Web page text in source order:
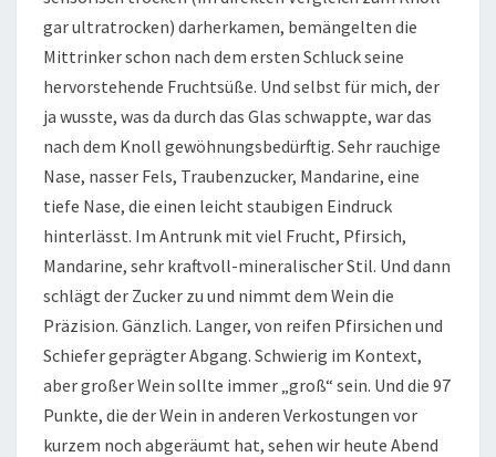
gar ultratrocken) darherkamen, bemängelten die
Mittrinker schon nach dem ersten Schluck seine
hervorstehende Fruchtsüße. Und selbst für mich, der
ja wusste, was da durch das Glas schwappte, war das
nach dem Knoll gewöhnungsbedürftig. Sehr rauchige
Nase, nasser Fels, Traubenzucker, Mandarine, eine
tiefe Nase, die einen leicht staubigen Eindruck
hinterlässt. Im Antrunk mit viel Frucht, Pfirsich,
Mandarine, sehr kraftvoll-mineralischer Stil. Und dann
schlägt der Zucker zu und nimmt dem Wein die
Präzision. Gänzlich. Langer, von reifen Pfirsichen und
Schiefer geprägter Abgang. Schwierig im Kontext,
aber großer Wein sollte immer „groß“ sein. Und die 97
Punkte, die der Wein in anderen Verkostungen vor
kurzem noch abgeräumt hat, sehen wir heute Abend